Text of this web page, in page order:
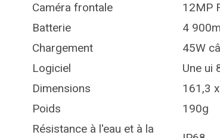
Caméra frontale
12MP
Batterie
4
Chargement
45W
Logiciel
Une ui
Dimensions
161,3
Poids
190g
Résistance à l'eau et à la